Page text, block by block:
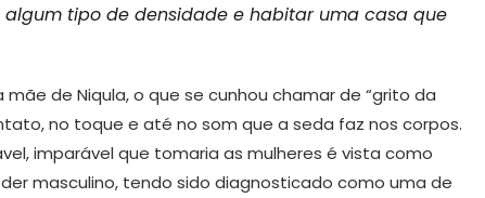
tipo de densidade e habitar uma casa que
de Niqula, o que se cunhou chamar de “grito da
no toque e até no som que a seda faz nos corpos.
imparável que tomaria as mulheres é vista como
masculino, tendo sido diagnosticado como uma de